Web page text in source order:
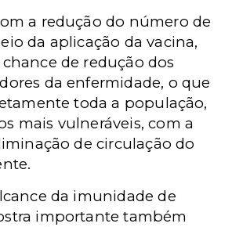
a redução do número de
da aplicação da vacina,
de redução dos
da enfermidade, o que
toda a população,
mais vulneráveis, com a
de circulação do
da imunidade de
importante também